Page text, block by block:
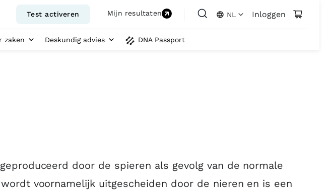
Test activeren Mijn resultaten NL Inloggen
zaken Deskundig advies DNA Passport
door de spieren als gevolg van de normale
voornamelijk uitgescheiden door de nieren en is een